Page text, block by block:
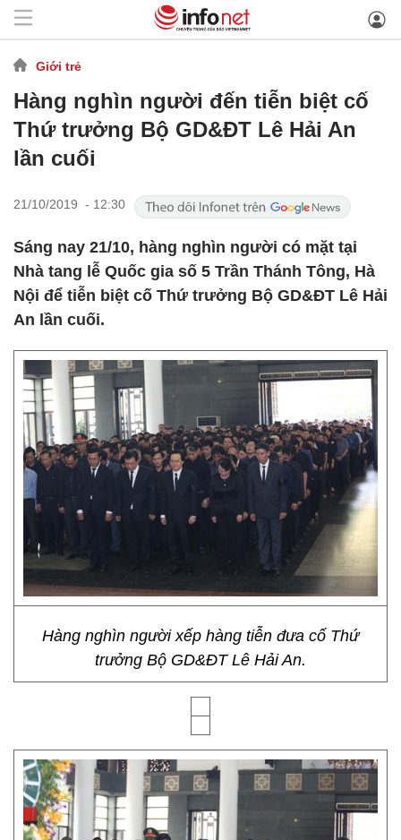
Giới trẻ
Hàng nghìn người đến tiễn biệt cố
Thứ trưởng Bộ GD&ĐT Lê Hải An
lần cuối
21/10/2019 - 12:30
Sáng nay 21/10, hàng nghìn người có mặt tại
Nhà tang lễ Quốc gia số 5 Trần Thánh Tông, Hà
Nội để tiễn biệt cố Thứ trưởng Bộ GD&ĐT Lê Hải
An lần cuối.
Hàng nghìn người xếp hàng tiễn đưa cố Thứ
trưởng Bộ GD&ĐT Lê Hải An.